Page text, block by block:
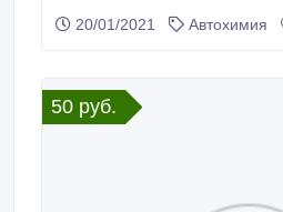
Ангарск. Возможна доставка
доставка от трёх кубов.
20/01/2021 Автохимия
50 руб.